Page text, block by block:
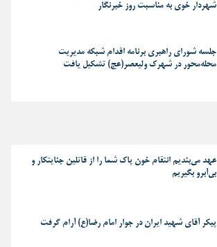
شهردار خوی به مناسبت روز خبرنگار
جلسه شورای راهبری برنامه اقدام شبکه مدیریت
محله‌محور در شهرک ولیعصر(عج) تشکیل یافت
عهد می‌بندیم انتقام خون پاک شما را از قاتلین جنایتکار و
بی‌آبرو بگیریم
پیکر آقای شهید ایران در جوار امام رضا(ع) آرام گرفت